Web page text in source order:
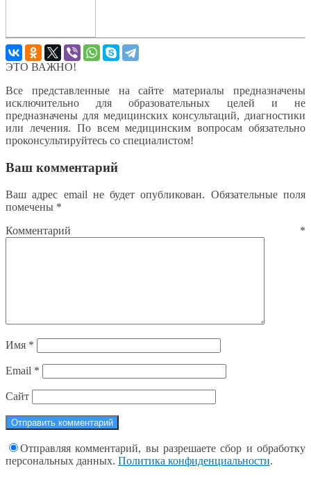
ЭТО ВАЖНО!
Все представленные на сайте материалы предназначены
исключительно для образовательных целей и не
предназначены для медицинских консультаций, диагностики
или лечения. По всем медицинским вопросам обязательно
проконсультируйтесь со специалистом!
Ваш комментарий
Ваш адрес email не будет опубликован. Обязательные поля
помечены *
Комментарий *
Имя *
Email *
Сайт
Отправляя комментарий, вы разрешаете сбор и обработку
персональных данных. Политика конфиденциальности.